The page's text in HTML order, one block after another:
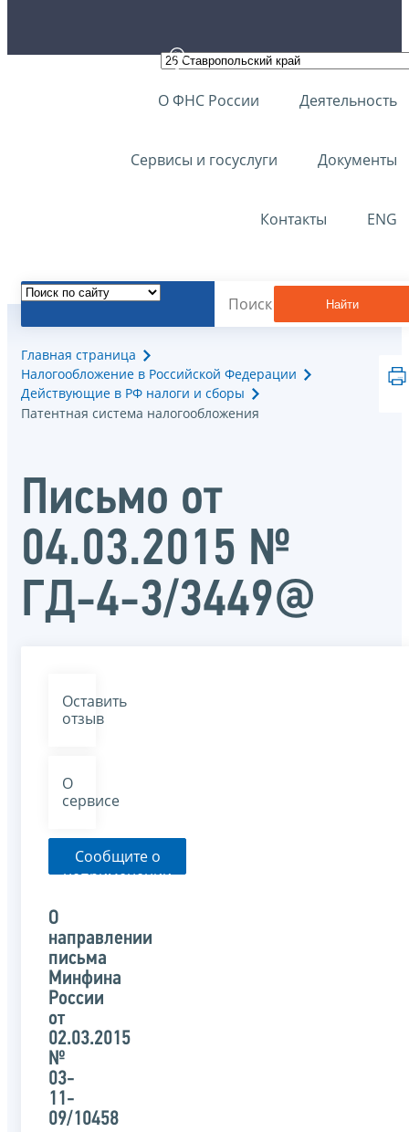
О ФНС России Деятельность
Сервисы и госуслуги Документы
Контакты ENG
Найти
Главная страница
Налогообложение в Российской Федерации
Действующие в РФ налоги и сборы
Патентная система налогообложения
Письмо от
04.03.2015 №
ГД-4-3/3449@
Оставить
отзыв
О
сервисе
Сообщите о
неприменении
указанного
письма
О
направлении
письма
Минфина
России
от
02.03.2015
№
03-
11-
09/10458